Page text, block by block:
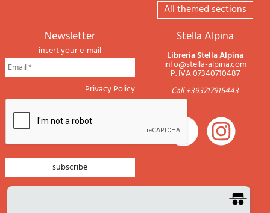
All themed sections
newsletter
insert your e-mail
Privacy Policy
Stella Alpina
Libreria Stella Alpina
info@stella-alpina.com
P. IVA 07340710487
Call +393717915443